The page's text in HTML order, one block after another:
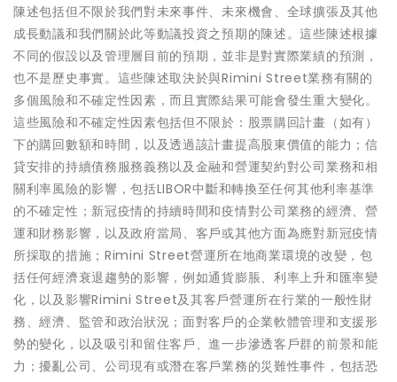
陳述包括但不限於我們對未來事件、未來機會、全球擴張及其他
成長動議和我們關於此等動議投資之預期的陳述。這些陳述根據
不同的假設以及管理層目前的預期，並非是對實際業績的預測，
也不是歷史事實。這些陳述取決於與Rimini Street業務有關的
多個風險和不確定性因素，而且實際結果可能會發生重大變化。
這些風險和不確定性因素包括但不限於：股票購回計畫（如有）
下的購回數額和時間，以及透過該計畫提高股東價值的能力；信
貸安排的持續債務服務義務以及金融和營運契約對公司業務和相
關利率風險的影響，包括LIBOR中斷和轉換至任何其他利率基準
的不確定性；新冠疫情的持續時間和疫情對公司業務的經濟、營
運和財務影響，以及政府當局、客戶或其他方面為應對新冠疫情
所採取的措施；Rimini Street營運所在地商業環境的改變，包
括任何經濟衰退趨勢的影響，例如通貨膨脹、利率上升和匯率變
化，以及影響Rimini Street及其客戶營運所在行業的一般性財
務、經濟、監管和政治狀況；面對客戶的企業軟體管理和支援形
勢的變化，以及吸引和留住客戶、進一步滲透客戶群的前景和能
力；擾亂公司、公司現有或潛在客戶業務的災難性事件，包括恐